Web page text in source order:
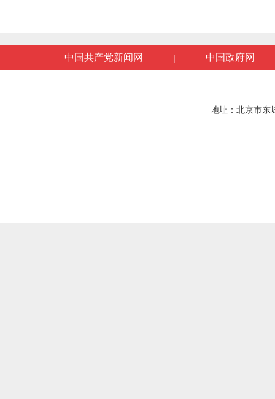
中国共产党新闻网 | 中国政府网
地址：北京市东